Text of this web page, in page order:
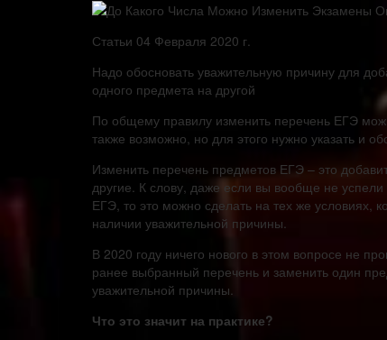
Статьи 04 Февраля 2020 г.
Надо обосновать уважительную причину для
одного предмета на другой
По общему правилу изменить перечень ЕГЭ
также возможно, но для этого нужно указать и
Изменить перечень предметов ЕГЭ – это
другие. К слову, даже если вы вообще не
ЕГЭ, то это можно сделать на тех же условиях,
наличии уважительной причины.
В 2020 году ничего нового в этом вопросе не
ранее выбранный перечень и заменить один
уважительной причины.
Что это значит на практике?